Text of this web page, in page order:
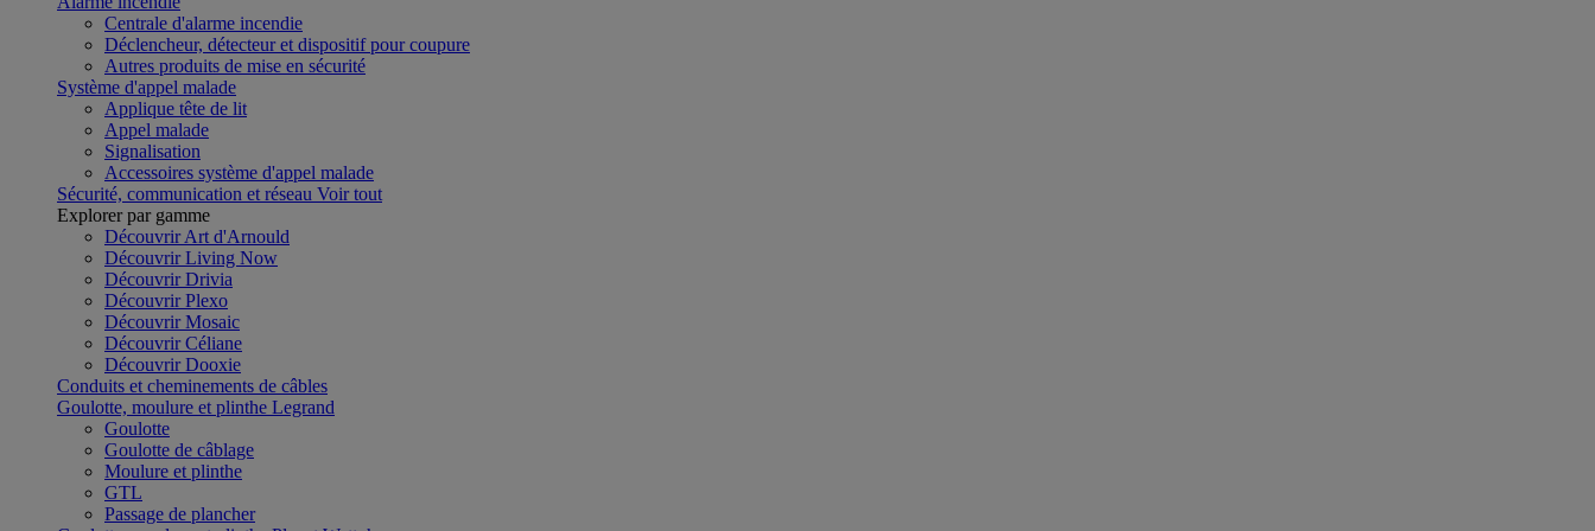
Centrale d'alarme incendie
Déclencheur, détecteur et dispositif pour coupure
Autres produits de mise en sécurité
Système d'appel malade
Applique tête de lit
Appel malade
Signalisation
Accessoires système d'appel malade
Sécurité, communication et réseau Voir tout
Explorer par gamme
Découvrir Art d'Arnould
Découvrir Living Now
Découvrir Drivia
Découvrir Plexo
Découvrir Mosaic
Découvrir Céliane
Découvrir Dooxie
Conduits et cheminements de câbles
Goulotte, moulure et plinthe Legrand
Goulotte
Goulotte de câblage
Moulure et plinthe
GTL
Passage de plancher